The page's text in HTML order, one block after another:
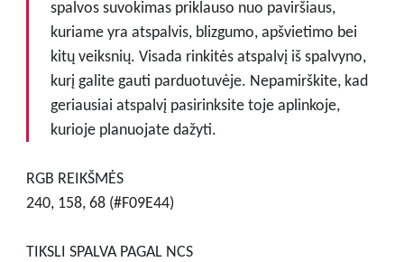
spalvos suvokimas priklauso nuo paviršiaus,
kuriame yra atspalvis, blizgumo, apšvietimo bei
kitų veiksnių. Visada rinkitės atspalvį iš spalvyno,
kurį galite gauti parduotuvėje. Nepamirškite, kad
geriausiai atspalvį pasirinksite toje aplinkoje,
kurioje planuojate dažyti.
RGB REIKŠMĖS
240, 158, 68 (#F09E44)
TIKSLI SPALVA PAGAL NCS